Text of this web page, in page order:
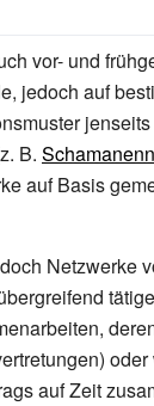
vor- und
jedoch auf
B.
auf Basis
Netzwerke
auf Zeit